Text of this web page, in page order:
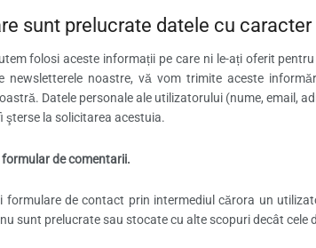
sunt prelucrate datele cu caracter
folosi aceste informații pe care ni le-ați oferit
newsletterele noastre, vă vom trimite aceste
Datele personale ale utilizatorului (nume, email,
şterse la solicitarea acestuia.
de comentarii.
formulare de contact prin intermediul cărora un
sunt prelucrate sau stocate cu alte scopuri decât cele